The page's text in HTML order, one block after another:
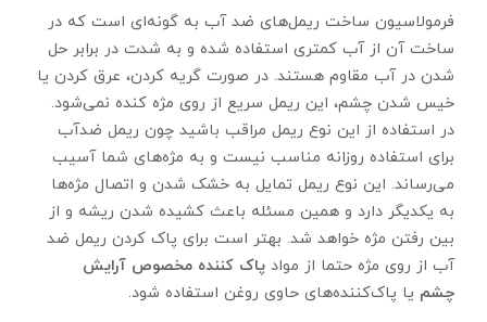
فرمولاسیون ساخت ریمل‌های ضد آب به گونه‌ای است که در
ساخت آن از آب کمتری استفاده شده و به شدت در برابر حل
شدن در آب مقاوم هستند. در صورت گریه کردن، عرق کردن یا
خیس شدن چشم، این ریمل سریع از روی مژه کنده نمی‌شود.
در استفاده از این نوع ریمل مراقب باشید چون ریمل ضدآب
برای استفاده روزانه مناسب نیست و به مژه‌های شما آسیب
می‌رساند. این نوع ریمل تمایل به خشک شدن و اتصال مژه‌ها
به یکدیگر دارد و همین مسئله باعث کشیده شدن ریشه و از
بین رفتن مژه خواهد شد. بهتر است برای پاک کردن ریمل ضد
آب از روی مژه حتما از مواد پاک کننده مخصوص آرایش
چشم یا پاک‌کننده‌های حاوی روغن استفاده شود.